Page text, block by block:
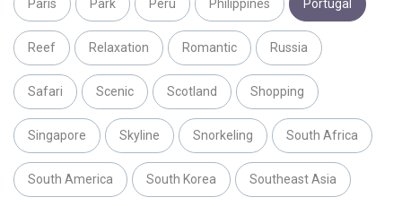
Paris Park Peru Philippines Portugal
Reef Relaxation Romantic Russia
Safari Scenic Scotland Shopping
Singapore Skyline Snorkeling South Africa
South America South Korea Southeast Asia